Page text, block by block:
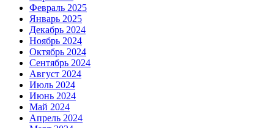
Февраль 2025
Январь 2025
Декабрь 2024
Ноябрь 2024
Октябрь 2024
Сентябрь 2024
Август 2024
Июль 2024
Июнь 2024
Май 2024
Апрель 2024